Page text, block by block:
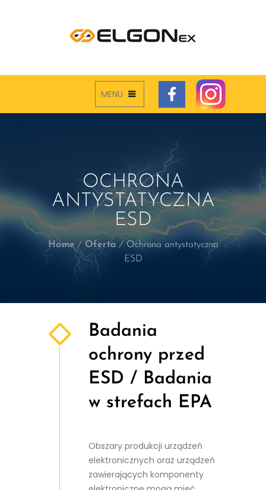
MENU
OCHRONA
ANTYSTATYCZNA
ESD
Home Oferta
Ochrona antystatyczna
ESD
Badania
ochrony przed
ESD / Badania
w strefach EPA
Obszary produkcji urządzeń
elektronicznych oraz urządzeń
zawierających komponenty